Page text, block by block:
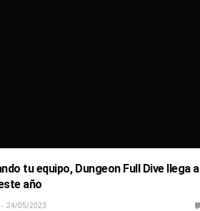
tu equipo, Dungeon Full Dive llega a
año
24/05/2023